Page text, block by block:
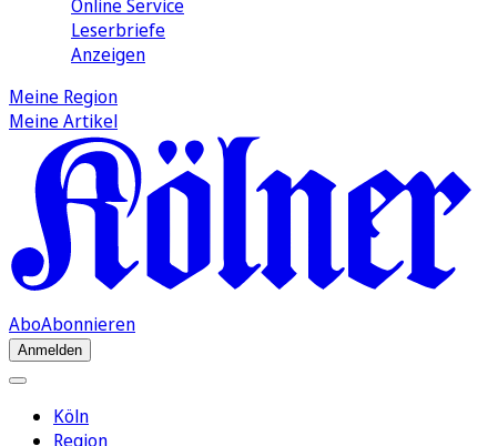
Online Service
Leserbriefe
Anzeigen
Meine Region
Meine Artikel
AboAbonnieren
Anmelden
Köln
Region